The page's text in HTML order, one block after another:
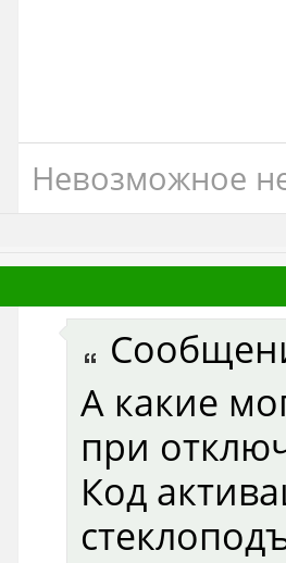
Невозможное
А какие
при
Код